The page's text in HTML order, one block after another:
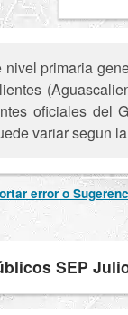
primaria
oficiales
variar segun
error o
SEP